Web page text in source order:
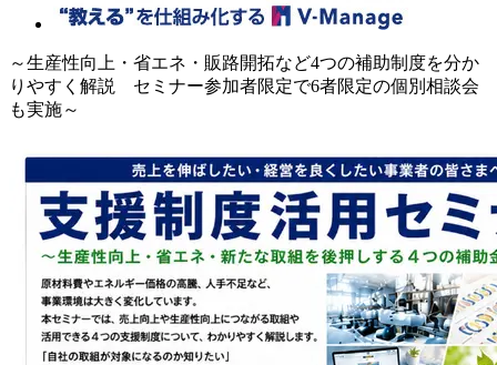
～生産性向上・省エネ・販路開拓など4つの補助制度を分か
りやすく解説 セミナー参加者限定で6者限定の個別相談会
も実施～